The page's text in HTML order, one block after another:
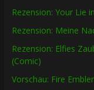
Rezension: Your Lie
Rezension: Meine
Rezension: Elfies
(Comic)
Vorschau: Fire